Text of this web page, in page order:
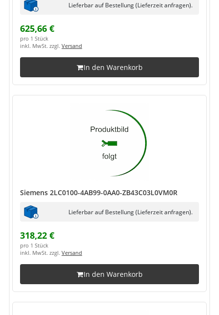
Lieferbar auf Bestellung (Lieferzeit anfragen).
625,66 €
pro 1 Stück
inkl. MwSt. zzgl. Versand
In den Warenkorb
Siemens 2LC0100-4AB99-0AA0-ZB43C03L0VM0R
Lieferbar auf Bestellung (Lieferzeit anfragen).
318,22 €
pro 1 Stück
inkl. MwSt. zzgl. Versand
In den Warenkorb